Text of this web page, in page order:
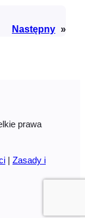
Następny »
prawa
Zasady i